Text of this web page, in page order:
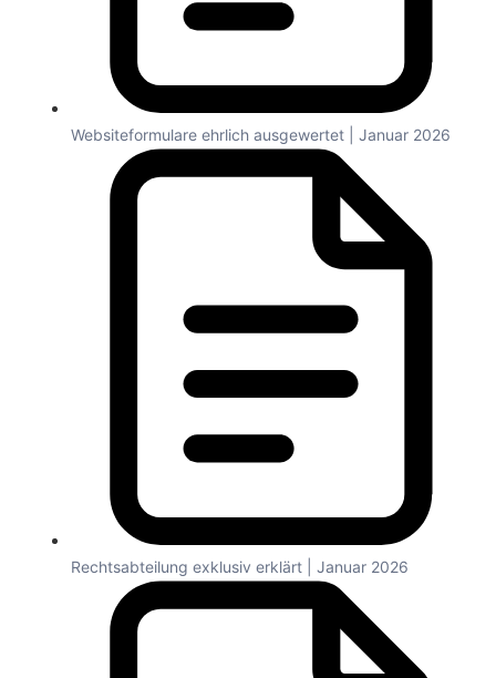
Websiteformulare ehrlich ausgewertet | Januar 2026
Rechtsabteilung exklusiv erklärt | Januar 2026